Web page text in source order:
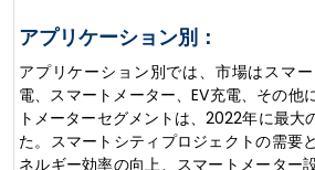
アプリケーション別：
アプリケーション別では、市場はスマ
電、スマートメーター、EV充電、その他
トメーターセグメントは、2022年に最大
た。スマートシティプロジェクトの需要
ネルギー効率の向上、スマートメーター